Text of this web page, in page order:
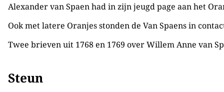
Alexander van Spaen had in zijn jeugd page aan het
Ook met latere Oranjes stonden de Van Spaens in
Twee brieven uit 1768 en 1769 over Willem Anne van
Steun